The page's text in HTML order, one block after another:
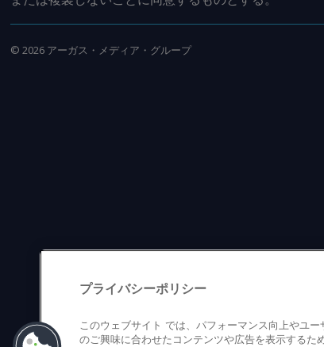
© 2026 アーガス・メディア・グループ
プライバシーポリシー
このウェブサイト では、パフォーマンス向上やユ
のご興味に合わせたコンテンツや広告を表示するた